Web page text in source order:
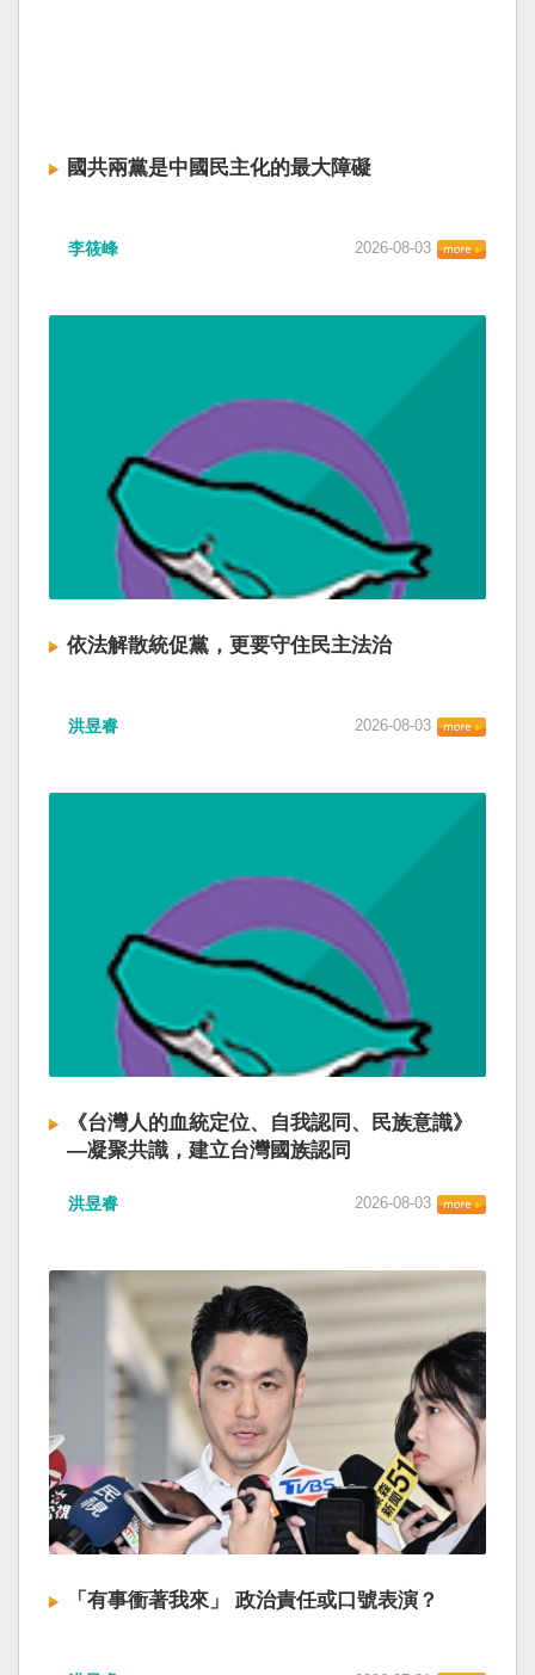
國共兩黨是中國民主化的最大障礙
李筱峰 2026-08-03
依法解散統促黨，更要守住民主法治
洪昱睿 2026-08-03
《台灣人的血統定位、自我認同、民族意識》
—凝聚共識，建立台灣國族認同
洪昱睿 2026-08-03
「有事衝著我來」 政治責任或口號表演？